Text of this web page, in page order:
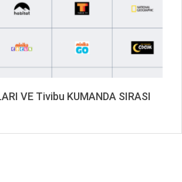
VE Tivibu KUMANDA SIRASI